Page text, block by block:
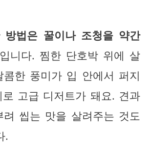
방법은 꿀이나 조청을 약간
입니다. 찜한 단호박 위에 살
한 풍미가 입 안에서 퍼지
고급 디저트가 돼요. 견과
씹는 맛을 살려주는 것도
.